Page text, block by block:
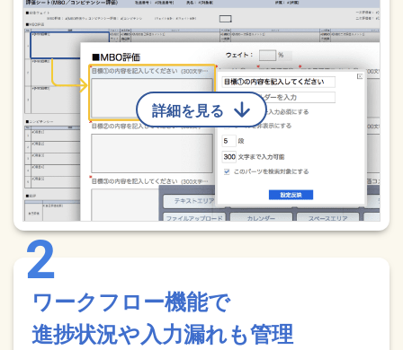
詳細を見る
ワークフロー機能で
進捗状況や入力漏れも管理